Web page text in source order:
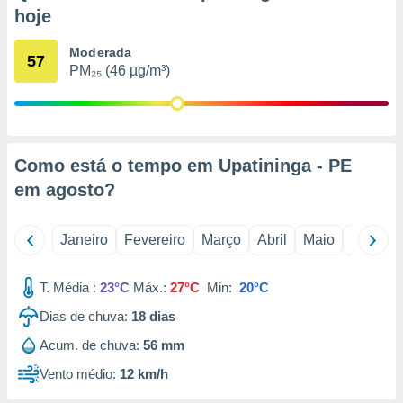
qual se
tal,
ou opor-
qualquer
de
ou aceder
num
para
hoje
57 Moderada
PM₂₅ (46 µg/m³)
Como está o tempo em Upatininga - PE
em agosto?
Janeiro Fevereiro Março Abril Maio Junho
T. Média : 23°C Máx.: 27°C Min: 20°C
Dias de chuva: 18 dias
Acum. de chuva: 56 mm
Vento médio: 12 km/h